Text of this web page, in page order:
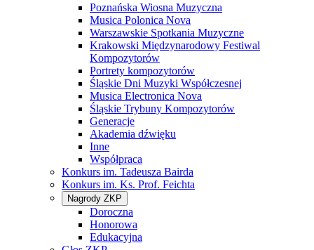
Poznańska Wiosna Muzyczna
Musica Polonica Nova
Warszawskie Spotkania Muzyczne
Krakowski Międzynarodowy Festiwal
Kompozytorów
Portrety kompozytorów
Śląskie Dni Muzyki Współczesnej
Musica Electronica Nova
Śląskie Trybuny Kompozytorów
Generacje
Akademia dźwięku
Inne
Współpraca
Konkurs im. Tadeusza Bairda
Konkurs im. Ks. Prof. Feichta
Nagrody ZKP
Doroczna
Honorowa
Edukacyjna